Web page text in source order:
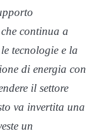
continua a
tecnologie e la
di energia con
il settore
va invertita una
un